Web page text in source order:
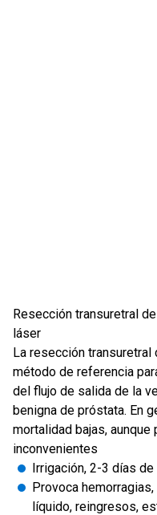
Resección transuretral
láser
La resección
método de referencia
del flujo de salida de la
benigna de próstata. En
mortalidad bajas,
inconvenientes
Irrigación, 2-3 días de
Provoca
líquido, reingresos,